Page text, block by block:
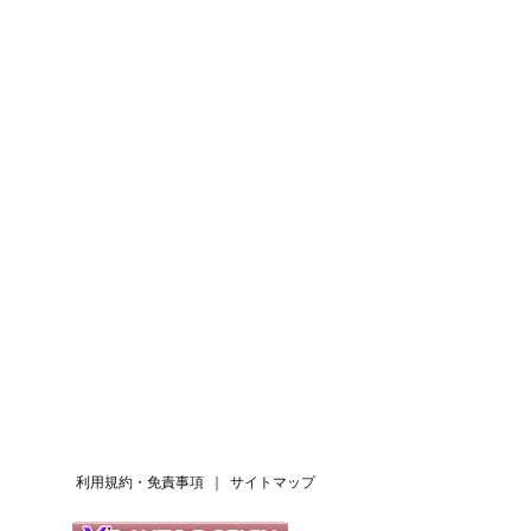
サイトマップ
利用規約・免責事項